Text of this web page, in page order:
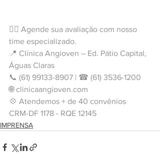
👉🏼 Agende sua avaliação com nosso
time especializado.
📍 Clínica Angioven – Ed. Pátio Capital,
Águas Claras
📞 (61) 99133-8907 | ☎ (61) 3536-1200
🌐 clinicaangioven.com
💠 Atendemos + de 40 convênios
CRM-DF 1178 - RQE 12145
IMPRENSA